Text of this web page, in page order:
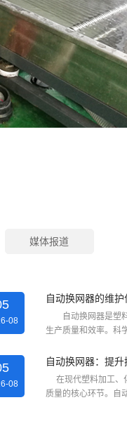
媒体报道
08
自动换网器的维
自动换网器是塑料
生产质量和效率。科
08
自动换网器：提
在现代塑料加工、
质量的核心环节。自